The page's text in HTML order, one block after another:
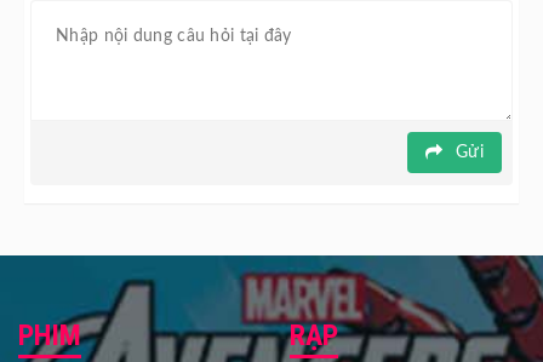
Gửi
PHIM RẠP